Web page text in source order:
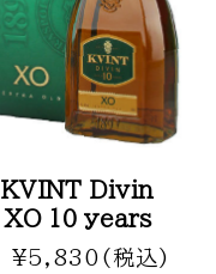
KVINT Divin
XO 10 years
¥5,830(税込)